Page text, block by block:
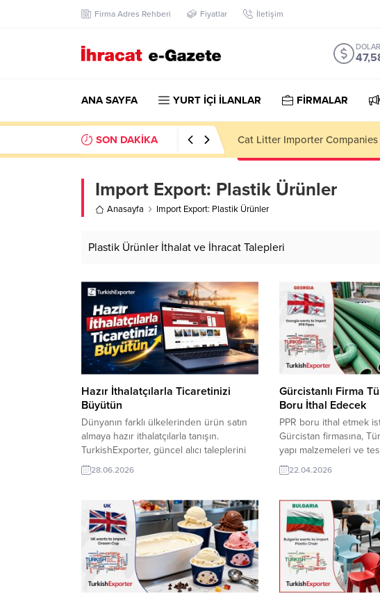
Firma Adres Rehberi Fiyatlar İletişim
DOLAR
ANA SAYFA YURT İÇİ İLANLAR FİRMALAR
SON DAKİKA Dining Room Furniture
Import Export: Plastik Ürünler
Anasayfa Import Export: Plastik Ürünler
Plastik Ürünler İthalat ve İhracat Talepleri
Hazır İthalatçılarla Ticaretinizi
Büyütün
Dünyanın farklı ülkelerinden ürün satın
almaya hazır ithalatçılarla tanışın.
TurkishExporter, güncel alıcı taleplerini
doğrudan firmanıza ulaştırarak yeni
ihracat fırsatlarını yakalamanızı sağlar.
pazarlara açılın ve ihracat hacminizi
güvenle büyütün. ⮩ Yüzlerce yeni
ihracat fırsatlarını görüntüleyin! Filistinli
Firma, Okul Mobilyası Satın Almak
İstiyorBulgaristanlı Şirket, Kraft Gıda...
28.06.2026
Gürcistanlı Firma
Boru İthal Edecek
PPR boru ithal etmek
Gürcistan firmasına,
yapı malzemeleri ve
ürünleri ile boru
olan ihracatçı firmalar
ilanının iletişim
VIP üyeleri ile TE
ihracat şirketleri
22.04.2026